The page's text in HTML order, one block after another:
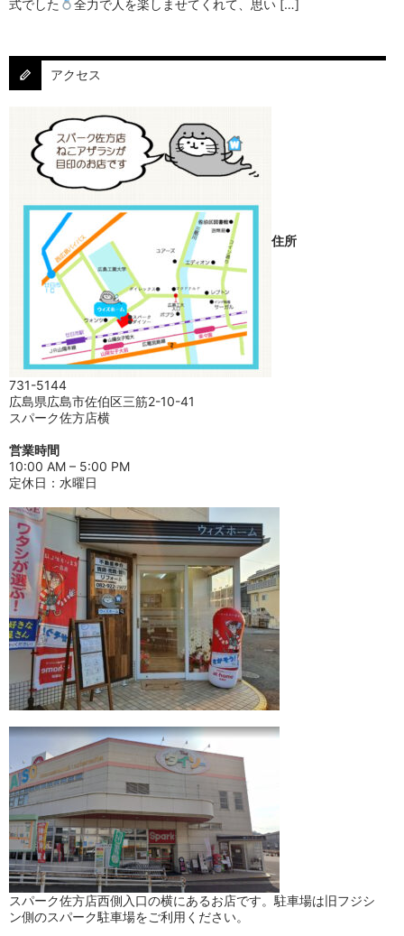
式でした ⁡⁡⁡全力で人を楽しませてくれて、思い […]
アクセス
住所
731-5144
広島県広島市佐伯区三筋2-10-41
スパーク佐方店横
営業時間
10:00 AM – 5:00 PM
定休日：水曜日
スパーク佐方店西側入口の横にあるお店です。駐車場は旧フジシ
ン側のスパーク駐車場をご利用ください。